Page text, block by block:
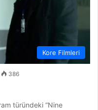
Kore Filmleri
386
türündeki “Nine